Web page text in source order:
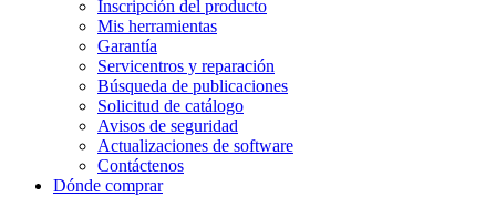
Inscripción del producto
Mis herramientas
Garantía
Servicentros y reparación
Búsqueda de publicaciones
Solicitud de catálogo
Avisos de seguridad
Actualizaciones de software
Contáctenos
Dónde comprar